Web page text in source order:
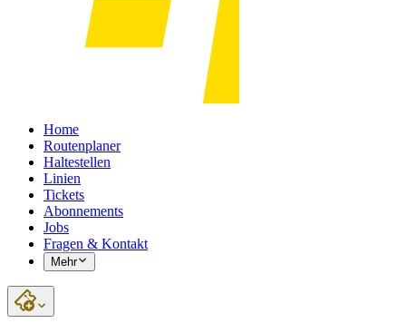
Home
Routenplaner
Haltestellen
Linien
Tickets
Abonnements
Jobs
Fragen & Kontakt
Mehr